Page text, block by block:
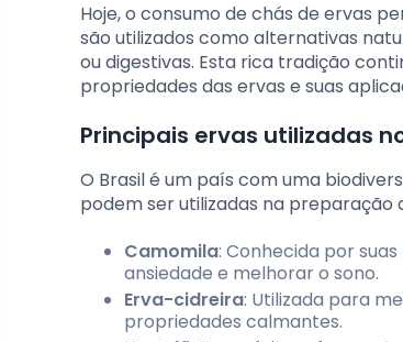
Hoje, o consumo de chás de ervas
são utilizados como alternativas
ou digestivas. Esta rica tradição
propriedades das ervas e suas
Principais ervas utilizadas
O Brasil é um país com uma
podem ser utilizadas na preparação
Camomila: Conhecida por
ansiedade e melhorar o sono.
Erva-cidreira: Utilizada para
propriedades calmantes.